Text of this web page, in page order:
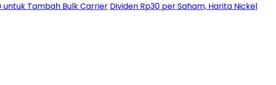
untuk Tambah Bulk Carrier Dividen Rp30 per Saham, Harita Nickel